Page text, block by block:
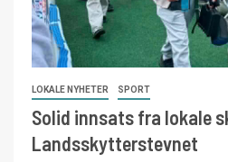
LOKALE NYHETER SPORT
Solid innsats fra lokale
Landsskytterstevnet